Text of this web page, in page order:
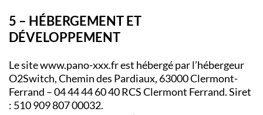
5 – HÉBERGEMENT ET
DÉVELOPPEMENT
Le site www.pano-xxx.fr est hébergé par l’hébergeur
O2Switch, Chemin des Pardiaux, 63000 Clermont-
Ferrand – 04 44 44 60 40 RCS Clermont Ferrand. Siret
: 510 909 807 00032.